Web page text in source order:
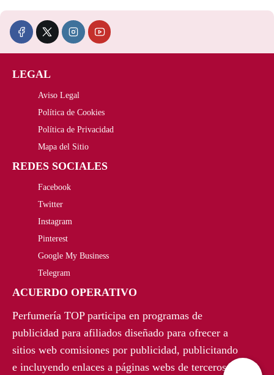
LEGAL
Aviso Legal
Política de Cookies
Política de Privacidad
Mapa del Sitio
REDES SOCIALES
Facebook
Twitter
Instagram
Pinterest
Google My Business
Telegram
ACUERDO OPERATIVO
Perfumería TOP participa en programas de
publicidad para afiliados diseñado para ofrecer a
sitios web comisiones por publicidad, publicitando
e incluyendo enlaces a páginas webs de terceros.